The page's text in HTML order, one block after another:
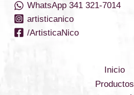
WhatsApp 341 321-7014
artisticanico
/ArtisticaNico
Inicio
Productos